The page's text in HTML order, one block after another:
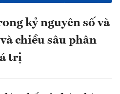
kỷ nguyên số và
chiều sâu phân
trị